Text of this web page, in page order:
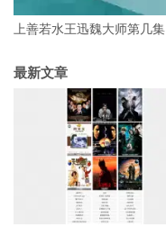
上善若水王迅魏大师第几集
最新文章